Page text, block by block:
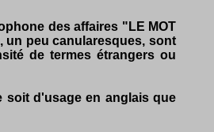
des affaires "LE MOT
un peu canularesques, sont
de termes étrangers ou
soit d'usage en anglais que